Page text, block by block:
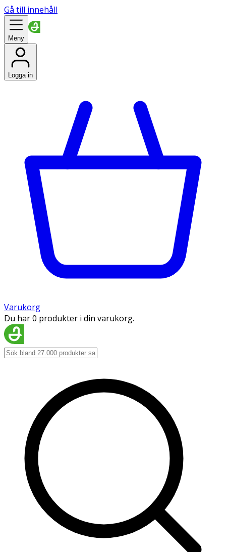
Gå till innehåll
Meny
Logga in
Varukorg
Du har 0 produkter i din varukorg.